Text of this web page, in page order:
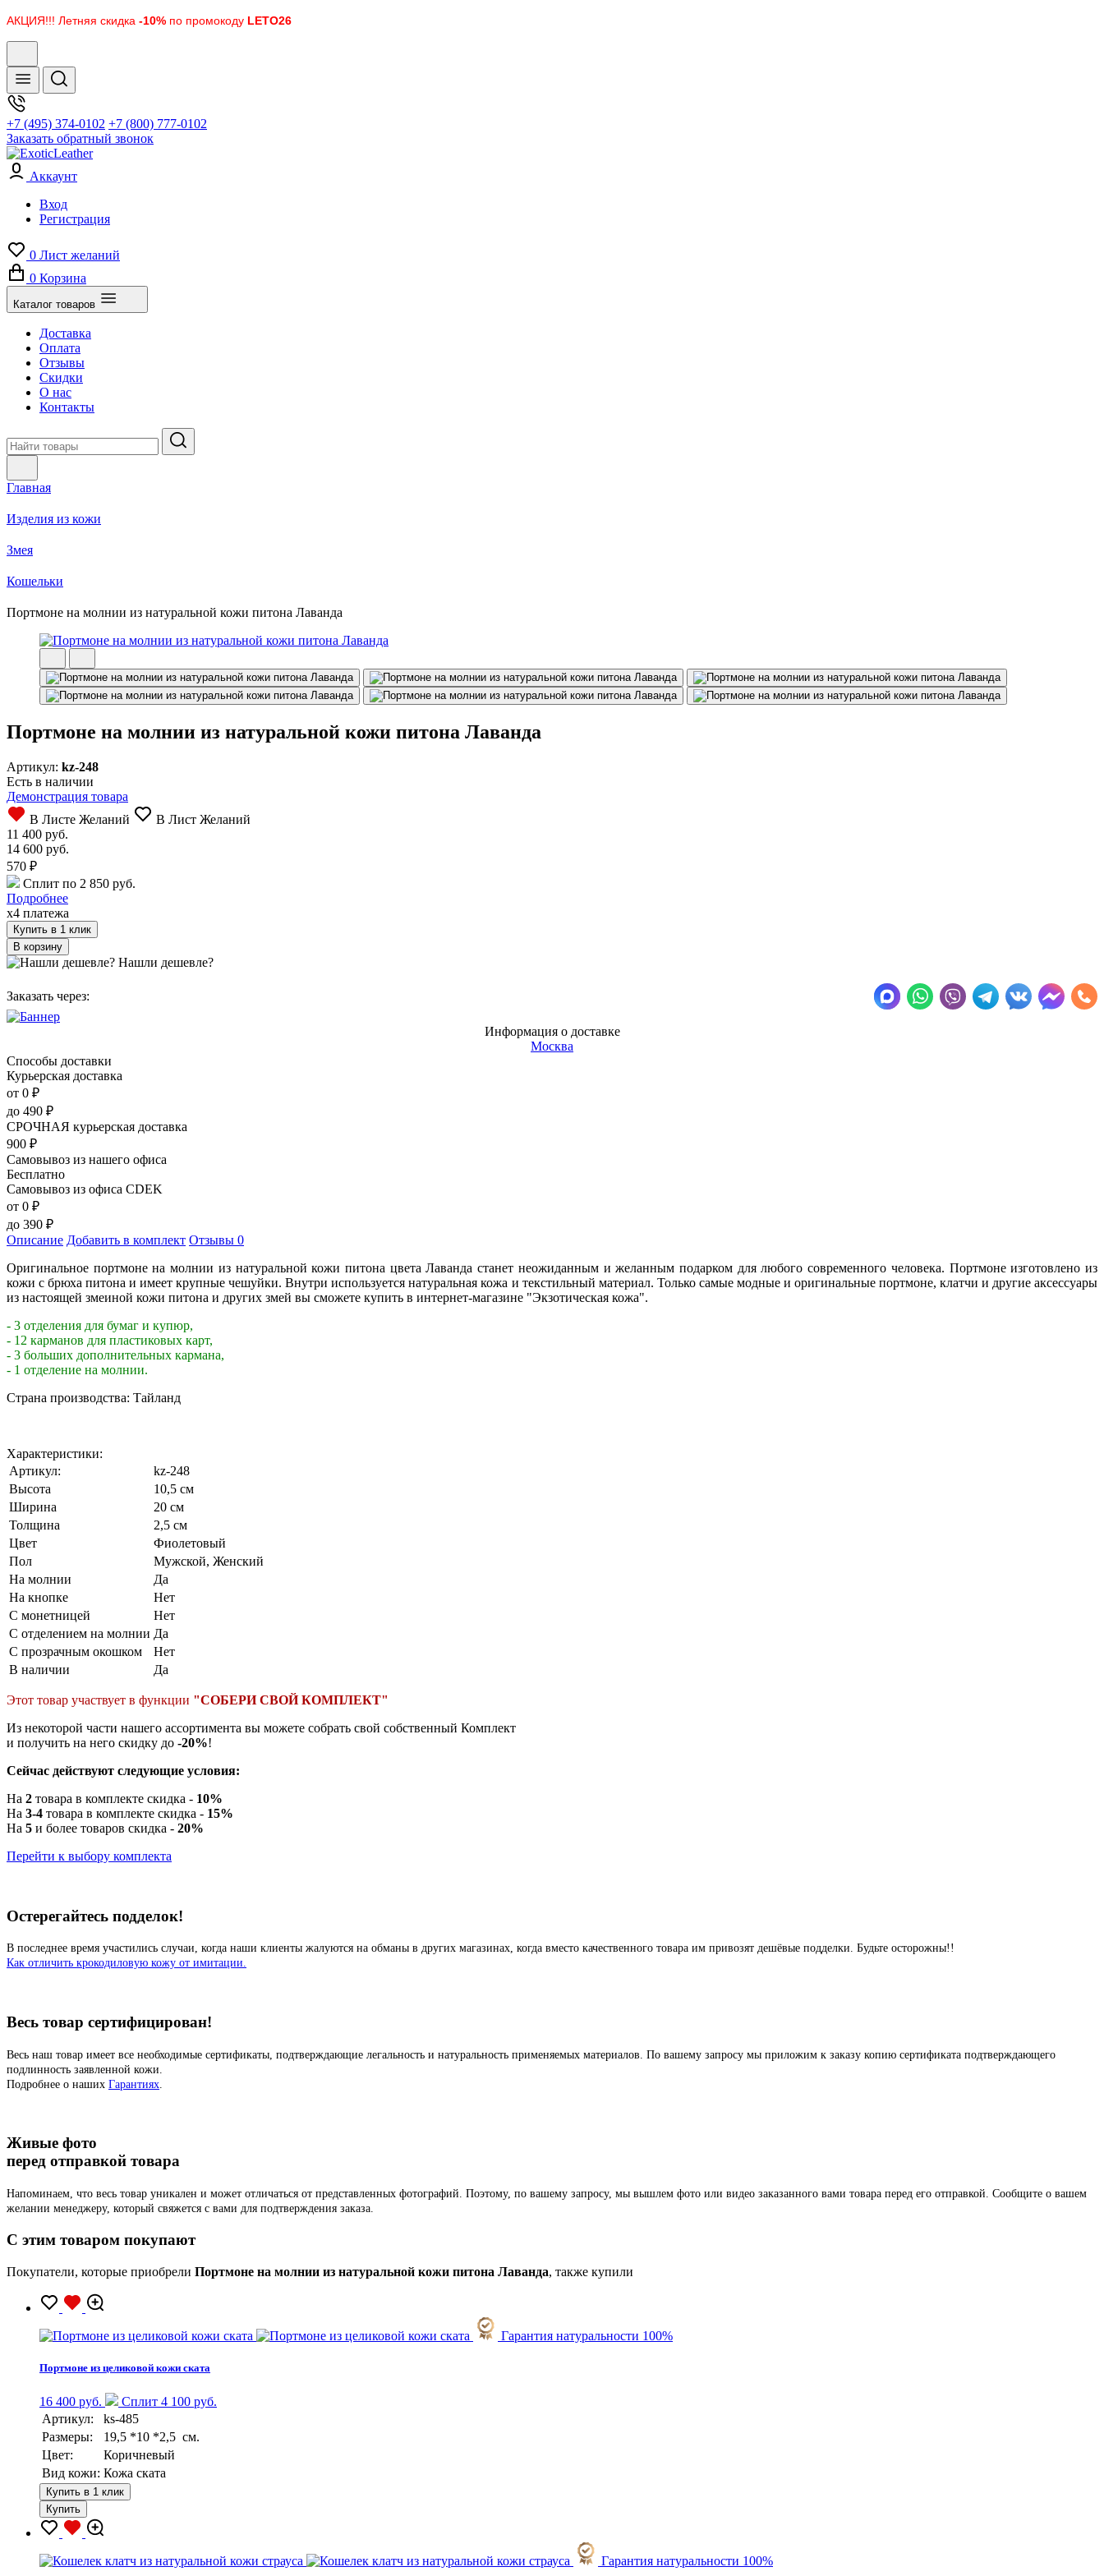
АКЦИЯ!!! Летняя скидка -10% по промокоду LETO26
+7 (495) 374-0102 +7 (800) 777-0102
Заказать обратный звонок
Аккаунт
Вход
Регистрация
0 Лист желаний
0 Корзина
Каталог товаров
Доставка
Оплата
Отзывы
Скидки
О нас
Контакты
Главная
Изделия из кожи
Змея
Кошельки
Портмоне на молнии из натуральной кожи питона Лаванда
Портмоне на молнии из натуральной кожи питона Лаванда
Артикул: kz-248
Есть в наличии
Демонстрация товара
В Листе Желаний
В Лист Желаний
11 400 руб.
14 600 руб.
570 ₽
Сплит по 2 850 руб.
Подробнее
x4 платежа
Купить в 1 клик
Нашли дешевле?
Заказать через:
Информация о доставке
Москва
Способы доставки
Курьерская доставка
от 0 ₽
до 490 ₽
СРОЧНАЯ курьерская доставка
900 ₽
Самовывоз из нашего офиса
Бесплатно
Самовывоз из офиса CDEK
от 0 ₽
до 390 ₽
Описание Добавить в комплект Отзывы 0
Оригинальное портмоне на молнии из натуральной кожи питона цвета Лаванда станет неожиданным и желанным подарком для любого современного человека. Портмоне изготовлено из
кожи с брюха питона и имеет крупные чешуйки. Внутри используется натуральная кожа и текстильный материал. Только самые модные и оригинальные портмоне, клатчи и другие аксессуары
из настоящей змеиной кожи питона и других змей вы сможете купить в интернет-магазине "Экзотическая кожа".
- 3 отделения для бумаг и купюр,
- 12 карманов для пластиковых карт,
- 3 больших дополнительных кармана,
- 1 отделение на молнии.
Страна производства: Тайланд
Характеристики:
Артикул:
kz-248
Высота
10,5 см
Ширина
20 см
Толщина
2,5 см
Цвет
Фиолетовый
Пол
Мужской, Женский
На молнии
Да
На кнопке
Нет
С монетницей
Нет
С отделением на молнии Да
С прозрачным окошком
Нет
В наличии
Да
Этот товар участвует в функции "СОБЕРИ СВОЙ КОМПЛЕКТ"
Из некоторой части нашего ассортимента вы можете собрать свой собственный Комплект
и получить на него скидку до -20%!
Сейчас действуют следующие условия:
На 2 товара в комплекте скидка - 10%
На 3-4 товара в комплекте скидка - 15%
На 5 и более товаров скидка - 20%
Перейти к выбору комплекта
Остерегайтесь подделок!
В последнее время участились случаи, когда наши клиенты жалуются на обманы в других магазинах, когда вместо качественного товара им привозят дешёвые подделки. Будьте осторожны!!
Как отличить крокодиловую кожу от имитации.
Весь товар сертифицирован!
Весь наш товар имеет все необходимые сертификаты, подтверждающие легальность и натуральность применяемых материалов. По вашему запросу мы приложим к заказу копию сертификата подтверждающего
подлинность заявленной кожи.
Подробнее о наших Гарантиях
Живые фото
перед отправкой товара
Напоминаем, что весь товар уникален и может отличаться от представленных фотографий. Поэтому, по вашему запросу, мы вышлем фото или видео заказанного вами товара перед его отправкой. Сообщите о вашем
желании менеджеру, который свяжется с вами для подтверждения заказа.
C этим товаром покупают
Покупатели, которые приобрели Портмоне на молнии из натуральной кожи питона Лаванда, также купили
Гарантия натуральности 100%
Портмоне из целиковой кожи ската
16 400 руб.
Сплит 4 100 руб.
Артикул:
ks-485
Размеры:
19,5 *10 *2,5 см.
Цвет:
Коричневый
Вид кожи: Кожа ската
Купить в 1 клик
Купить
Гарантия натуральности 100%